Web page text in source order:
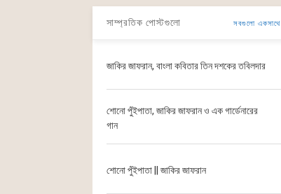
সাম্প্রতিক পোস্টগুলো সবগুলো একসাথে
জাকির জাফরান, বাংলা কবিতার তিন দশকের তবিলদার
শোনো পুঁইপাতা, জাকির জাফরান ও এক গার্ডেনারের
গান
শোনো পুঁইপাতা || জাকির জাফরান